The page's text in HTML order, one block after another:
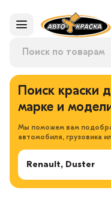
Поиск краски
марке и
Мы поможем вам
автомобиля, грузовика
Renault, Duster